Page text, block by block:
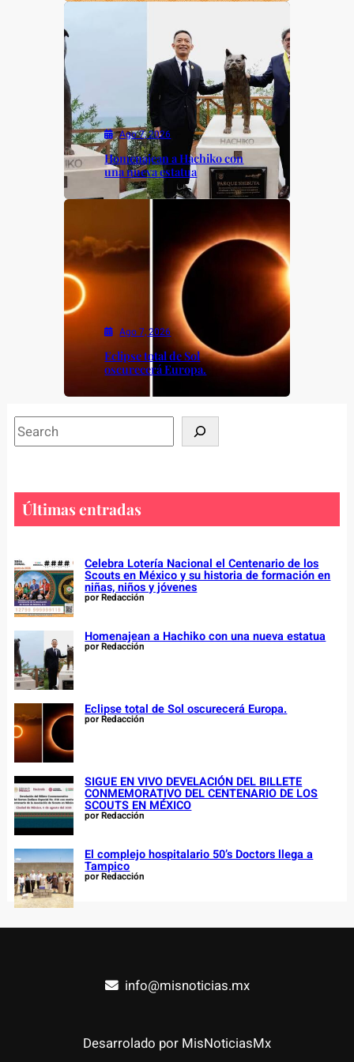
Ago 7, 2026
Homenajean a Hachiko con
una nueva estatua
Ago 7, 2026
Eclipse total de Sol
oscurecerá Europa.
S
e
h
Últimas entradas
Celebra Lotería Nacional el Centenario de los
Scouts en México y su historia de formación en
niñas, niños y jóvenes
por Redacción
Homenajean a Hachiko con una nueva estatua
por Redacción
Eclipse total de Sol oscurecerá Europa.
por Redacción
SIGUE EN VIVO DEVELACIÓN DEL BILLETE
CONMEMORATIVO DEL CENTENARIO DE LOS
SCOUTS EN MÉXICO
por Redacción
El complejo hospitalario 50’s Doctors llega a
Tampico
por Redacción
info@misnoticias.mx
Desarrolado por MisNoticiasMx